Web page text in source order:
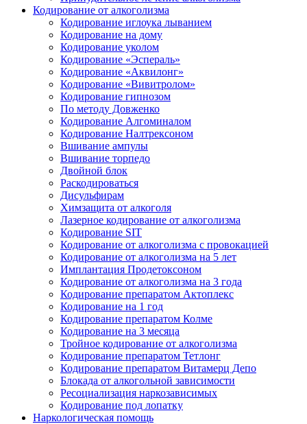
Кодирование от алкоголизма
Кодирование иглоука лыванием
Кодирование на дому
Кодирование уколом
Кодирование «Эспераль»
Кодирование «Аквилонг»
Кодирование «Вивитролом»
Кодирование гипнозом
По методу Довженко
Кодирование Алгоминалом
Кодирование Налтрексоном
Вшивание ампулы
Вшивание торпедо
Двойной блок
Раскодироваться
Дисульфирам
Химзащита от алкоголя
Лазерное кодирование от алкоголизма
Кодирование SIT
Кодирование от алкоголизма с провокацией
Кодирование от алкоголизма на 5 лет
Имплантация Продетоксоном
Кодирование от алкоголизма на 3 года
Кодирование препаратом Актоплекс
Кодирование на 1 год
Кодирование препаратом Колме
Кодирование на 3 месяца
Тройное кодирование от алкоголизма
Кодирование препаратом Тетлонг
Кодирование препаратом Витамерц Депо
Блокада от алкогольной зависимости
Ресоциализация наркозависимых
Кодирование под лопатку
Наркологическая помощь